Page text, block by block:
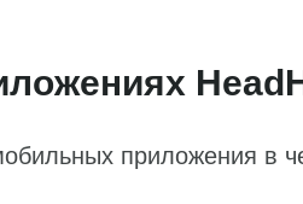
приложения в